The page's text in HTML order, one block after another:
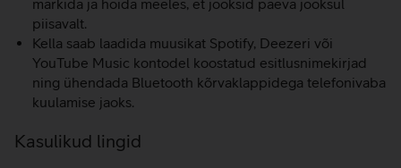
märkida ja hoida meeles, et jooksid päeva jooksul
piisavalt.
Kella saab laadida muusikat Spotify, Deezeri või
YouTube Music kontodel koostatud esitlusnimekirjad
ning ühendada Bluetooth kõrvaklappidega telefonivaba
kuulamise jaoks.
Kasulikud lingid